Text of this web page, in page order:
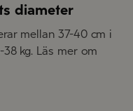
diameter
mellan 37-40 cm i
kg. Läs mer om